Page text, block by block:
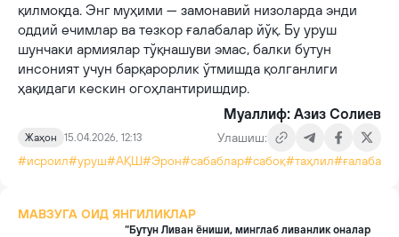
қилмоқда. Энг муҳими — замонавий низоларда энди
оддий ечимлар ва тезкор ғалабалар йўқ. Бу уруш
шунчаки армиялар тўқнашуви эмас, балки бутун
инсоният учун барқарорлик ўтмишда қолганлиги
ҳақидаги кескин огоҳлантиришдир.
Муаллиф: Азиз Солиев
Жаҳон 15.04.2026, 12:13
Улашиш:
#исроил#уруш#АҚШ#Эрон#сабаблар#сабоқ#таҳлил#ғалаба
МАВЗУГА ОИД ЯНГИЛИКЛАР
“Бутун Ливан ёниши, минглаб ливанлик оналар